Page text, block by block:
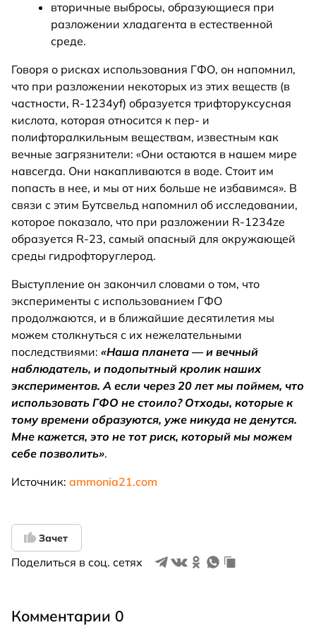
вторичные выбросы, образующиеся при
разложении хладагента в естественной
среде.
Говоря о рисках использования ГФО, он напомнил,
что при разложении некоторых из этих веществ (в
частности, R-1234yf) образуется трифторуксусная
кислота, которая относится к пер- и
полифторалкильным веществам, известным как
вечные загрязнители: «Они остаются в нашем мире
навсегда. Они накапливаются в воде. Стоит им
попасть в нее, и мы от них больше не избавимся». В
связи с этим Бутсвельд напомнил об исследовании,
которое показало, что при разложении R-1234ze
образуется R-23, самый опасный для окружающей
среды гидрофторуглерод.
Выступление он закончил словами о том, что
эксперименты с использованием ГФО
продолжаются, и в ближайшие десятилетия мы
можем столкнуться с их нежелательными
последствиями: «Наша планета — и вечный
наблюдатель, и подопытный кролик наших
экспериментов. А если через 20 лет мы поймем, что
использовать ГФО не стоило? Отходы, которые к
тому времени образуются, уже никуда не денутся.
Мне кажется, это не тот риск, который мы можем
себе позволить».
Источник: ammonia21.com
Зачет
Поделиться в соц. сетях
Комментарии 0